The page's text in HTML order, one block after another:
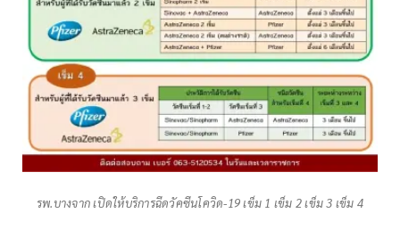
รพ.บางจาก เปิดให้บริการฉีดวัคซีนโควิด-19 เข็ม 1 เข็ม 2 เข็ม 3 เข็ม 4